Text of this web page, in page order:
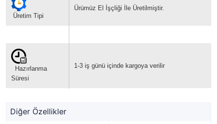
Üretim Tipi
Ürümüz El İşçliği İle Üretilmiştir.
Hazırlanma
Süresi
1-3 iş günü içinde kargoya verilir
Diğer Özellikler